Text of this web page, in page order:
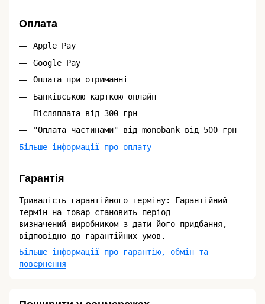
Оплата
Apple Pay
Google Pay
Оплата при отриманні
Банківською карткою онлайн
Післяплата від 300 грн
"Оплата частинами" від monobank від 500 грн
Більше інформації про оплату
Гарантія
Тривалість гарантійного терміну: Гарантійний
термін на товар становить період
визначений виробником з дати його придбання,
відповідно до гарантійних умов.
Більше інформації про гарантію, обмін та
повернення